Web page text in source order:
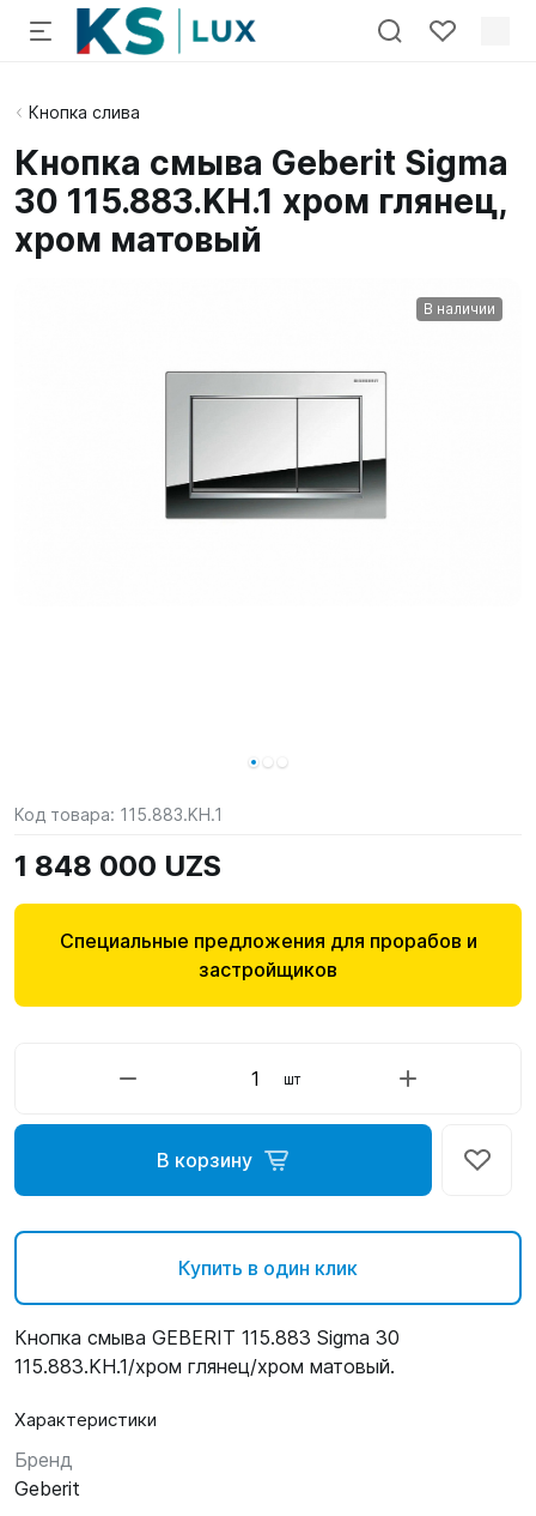
Кнопка слива
Кнопка смыва Geberit Sigma
30 115.883.KH.1 хром глянец,
хром матовый
В наличии
Код товара: 115.883.KH.1
1 848 000 UZS
Специальные предложения для прорабов и
застройщиков
шт
В корзину
Купить в один клик
Кнопка смыва GEBERIT 115.883 Sigma 30
115.883.KH.1/хром глянец/хром матовый.
Характеристики
Бренд
Geberit